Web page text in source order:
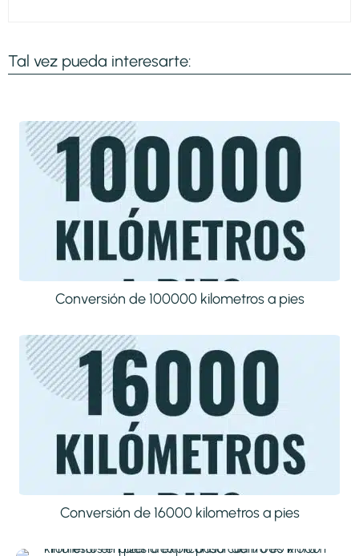
Tal vez pueda interesarte:
Conversión de 100000 kilometros a pies
Conversión de 16000 kilometros a pies